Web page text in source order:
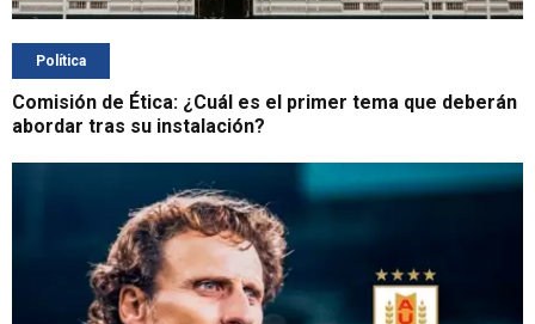
Política
Comisión de Ética: ¿Cuál es el primer tema que deberán
abordar tras su instalación?